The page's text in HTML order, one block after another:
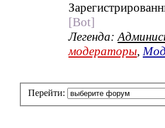
[Bot]
Легенда:
модераторы,
Перейти: